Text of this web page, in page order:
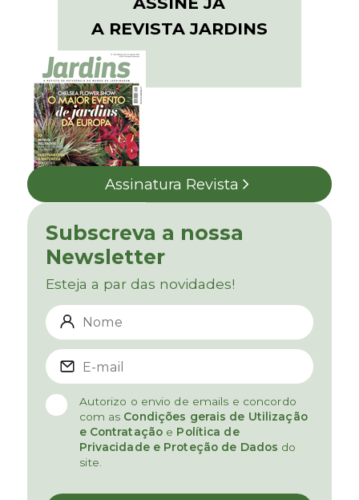
A REVISTA JARDINS
Assinatura Revista
Subscreva a nossa
Newsletter
Esteja a par das novidades!
Autorizo o envio de emails e concordo
com as Condições gerais de Utilização
e Contratação e Política de
Privacidade e Proteção de Dados do
site.